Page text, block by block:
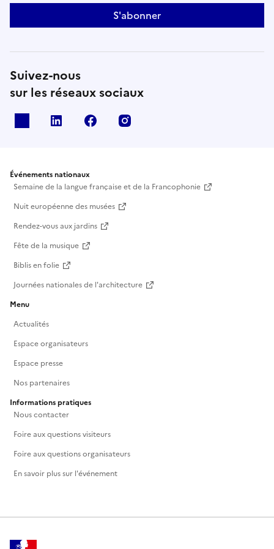
S'abonner
Suivez-nous
sur les réseaux sociaux
Linkedin Facebook
Événements nationaux
Semaine de la langue française et de la Francophonie
Nuit européenne des musées
Rendez-vous aux jardins
Fête de la musique
Biblis en folie
Journées nationales de l'architecture
Menu
Actualités
Espace organisateurs
Espace presse
Nos partenaires
Informations pratiques
Nous contacter
Foire aux questions visiteurs
Foire aux questions organisateurs
En savoir plus sur l'événement